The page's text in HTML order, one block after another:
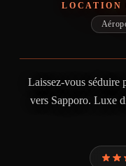
LOCATION
Laissez-vous séduire
vers Sapporo. Luxe